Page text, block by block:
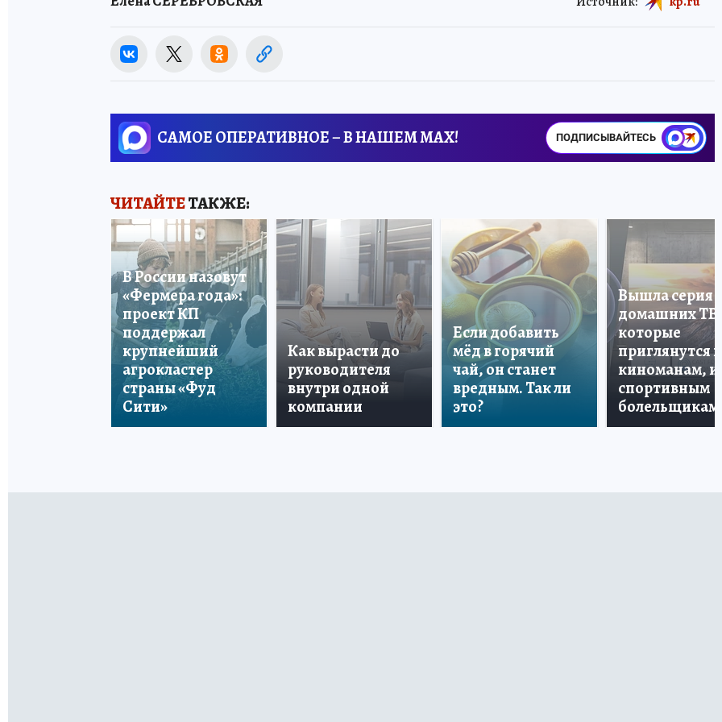
САМОЕ ОПЕРАТИВНОЕ – В НАШЕМ MAX! ПОДПИСЫВАЙТЕСЬ
ЧИТАЙТЕТАКЖЕ:
В России назовут
«Фермера года»:
проект КП
поддержал
крупнейший
агрокластер
страны «Фуд
Сити»
Как вырасти до
руководителя
внутри одной
компании
Если добавить
мёд в горячий
чай, он станет
вредным. Так ли
это?
Вышла серия
домашних ТВ,
которые
приглянутся и
киноманам, и
спортивным
болельщикам